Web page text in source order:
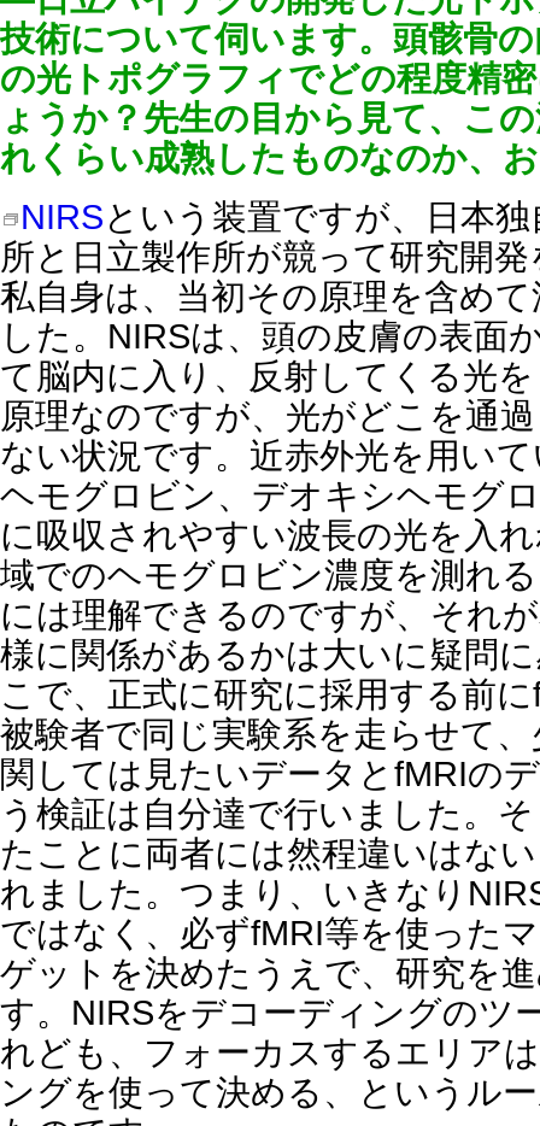
技術について伺います。頭骸骨
の光トポグラフィでどの程度精
ょうか？先生の目から見て、こ
れくらい成熟したものなのか、
NIRSという装置ですが、日本
所と日立製作所が競って研究開
私自身は、当初その原理を含め
した。NIRSは、頭の皮膚の表面
て脳内に入り、反射してくる光
原理なのですが、光がどこを通
ない状況です。近赤外光を用い
ヘモグロビン、デオキシヘモグ
に吸収されやすい波長の光を入
域でのヘモグロビン濃度を測れ
には理解できるのですが、それ
様に関係があるかは大いに疑問
こで、正式に研究に採用する前
被験者で同じ実験系を走らせて
関しては見たいデータとfMRIの
う検証は自分達で行いました。
たことに両者には然程違いはな
れました。つまり、いきなり
ではなく、必ずfMRI等を使った
ゲットを決めたうえで、研究を
す。NIRSをデコーディングのツ
れども、フォーカスするエリア
ングを使って決める、というル